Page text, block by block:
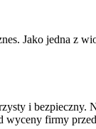
Jako jedna z
i bezpieczny.
firmy